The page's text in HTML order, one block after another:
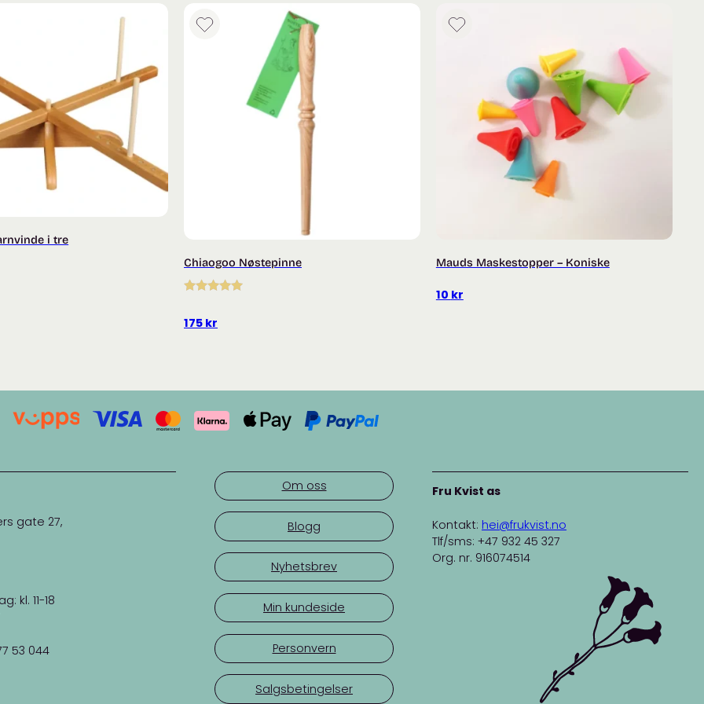
i tre
Chiaogoo Nøstepinne
av 5
175 kr
Mauds Maskestopper – Koniske
10 kr
gate 27,
kl. 11-18
53 044
Om oss
Blogg
Nyhetsbrev
Min kundeside
Personvern
Salgsbetingelser
Fru Kvist as
Kontakt: hei@frukvist.no
Tlf/sms: +47 932 45 327
Org. nr. 916074514